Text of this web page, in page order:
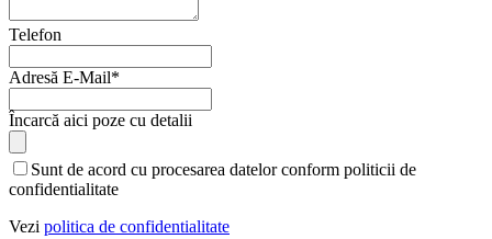
Telefon
Adresă E-Mail*
Încarcă aici poze cu detalii
Your
Website*
Sunt de acord cu procesarea datelor conform politicii de
confidentialitate
Vezi politica de confidentialitate